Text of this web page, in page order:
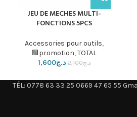
JEU DE MECHES MULTI-
FONCTIONS 5PCS
Accessories pour outils,
promotion,TOTAL🟩
د.ج2,100 د.ج1,600
TÉL: 0778 63 33 25 0669 47 65 55